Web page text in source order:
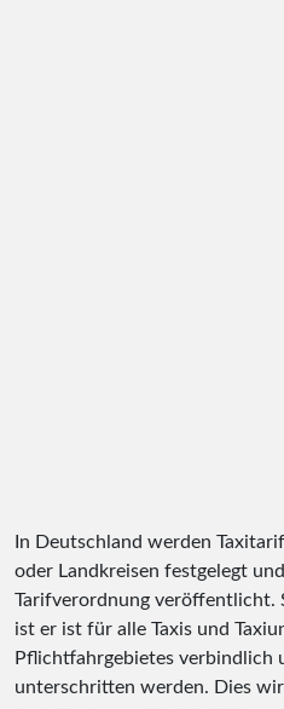
In Deutschland werden
oder Landkreisen festgelegt
Tarifverordnung veröffentlicht.
ist er ist für alle Taxis und
Pflichtfahrgebietes verbindlich
unterschritten werden. Dies